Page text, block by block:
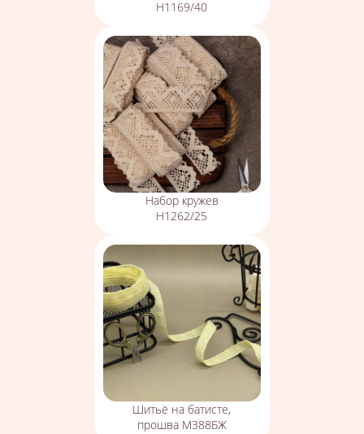
Н1169/40
Набор кружев
Н1262/25
Шитьё на батисте,
прошва М388БЖ